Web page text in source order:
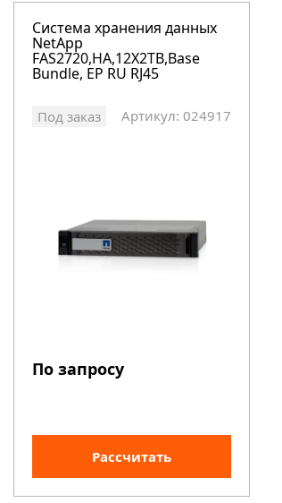
Система хранения данных
NetApp
FAS2720,HA,12X2TB,Base
Bundle, EP RU RJ45
Под заказ Артикул: 024917
По запросу
Рассчитать